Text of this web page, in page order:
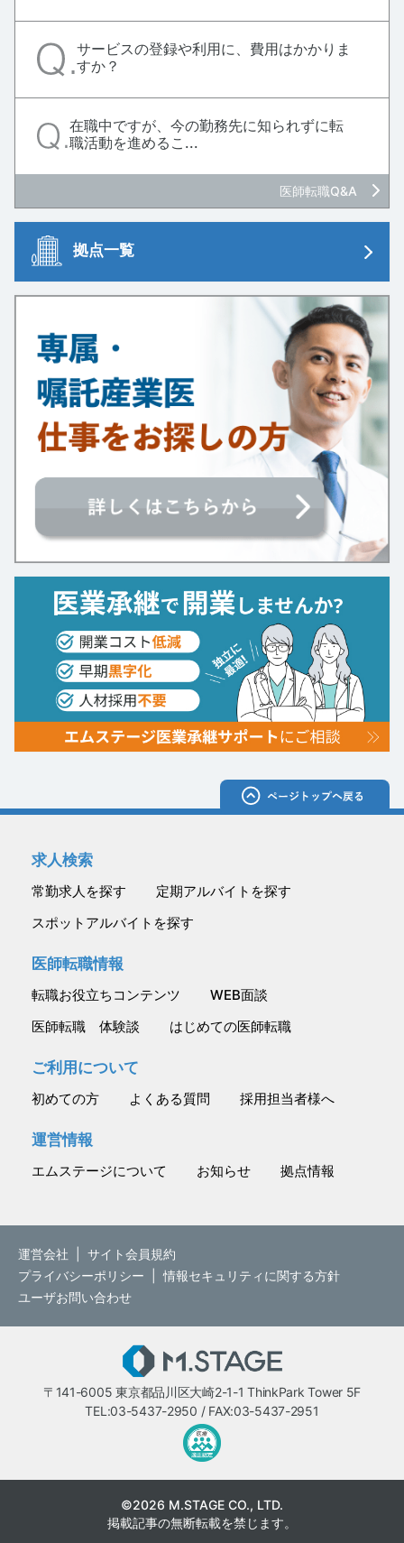
サービスの登録や利用に、費用はかかりま
すか？
在職中ですが、今の勤務先に知られずに転
職活動を進めるこ...
医師転職Q&A
拠点一覧
求人検索
常勤求人を探す
定期アルバイトを探す
スポットアルバイトを探す
医師転職情報
転職お役立ちコンテンツ
WEB面談
医師転職 体験談
はじめての医師転職
ご利用について
初めての方 よくある質問 採用担当者様へ
運営情報
エムステージについて お知らせ 拠点情報
運営会社
サイト会員規約
プライバシーポリシー
情報セキュリティに関する方針
ユーザお問い合わせ
〒141-6005 東京都品川区大崎2-1-1 ThinkPark Tower 5F
TEL:03-5437-2950 / FAX:03-5437-2951
©2026 M.STAGE CO., LTD.
掲載記事の無断転載を禁じます。